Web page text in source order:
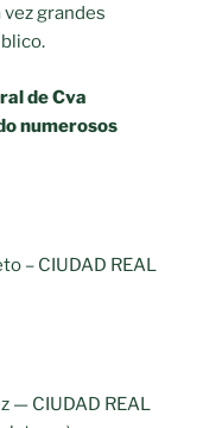
grandes
de Cva
numerosos
– CIUDAD REAL
— CIUDAD REAL